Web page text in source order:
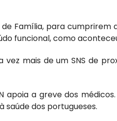
Família, para
funcional, como
mais de um SNS de
apoia a greve dos
saúde dos portugueses.